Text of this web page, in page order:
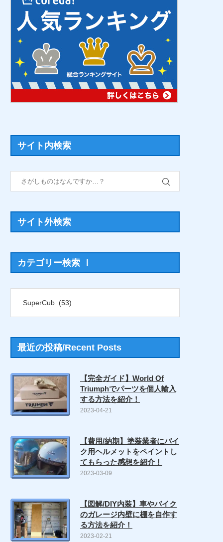
サイト内検索
サイト外検索
カテゴリー検索 Ⅰ
最近の投稿/Recent Posts
【完全ガイド】World Of
Triumphでパーツを個人輸入
する方法を紹介！
2023-04-21
【費用/納期】塗装業者にバイ
ク用ヘルメットをペイントし
てもらった感想を紹介！
2023-03-09
【図解/DIY内装】車やバイク
のガレージ内壁に棚を自作す
る方法を紹介！
2023-02-21